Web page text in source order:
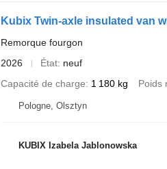
Kubix Twin-axle insulated van
Remorque fourgon
2026
État neuf
Capacité de charge
1 180 kg Poids
Pologne, Olsztyn
KUBIX Izabela Jablonowska